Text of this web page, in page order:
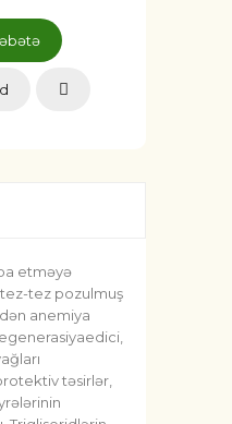
etməyə
tez pozulmuş
anemiya
təsirlər,